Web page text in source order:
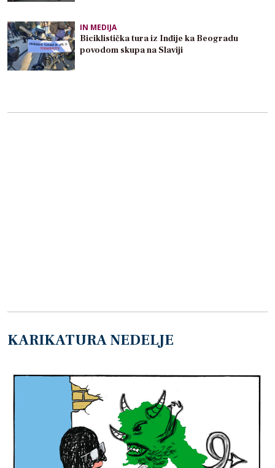
IN MEDIJA
Biciklistička tura iz Inđije ka Beogradu
povodom skupa na Slaviji
KARIKATURA NEDELJE